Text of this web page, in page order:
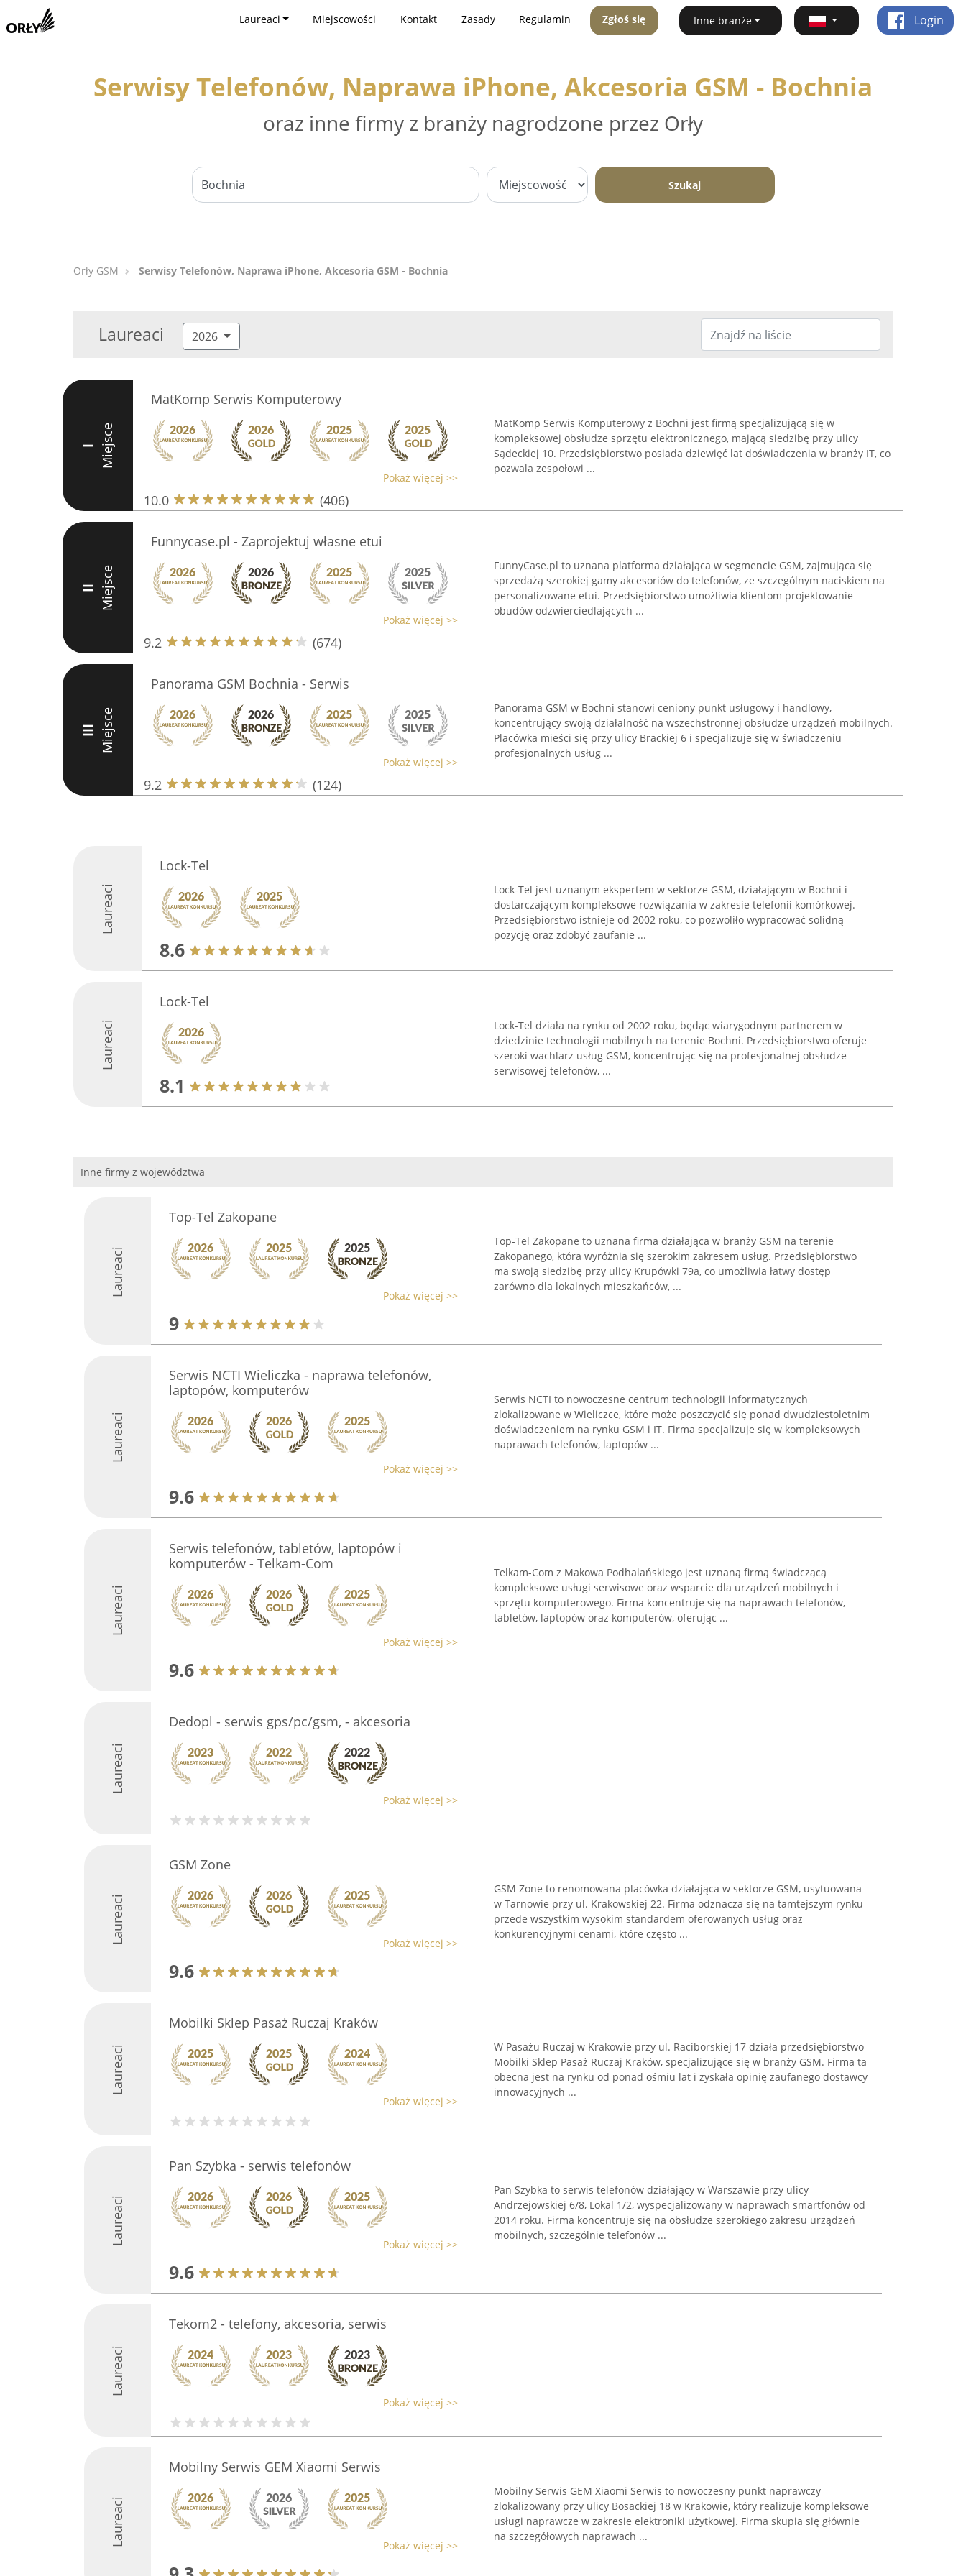
Laureaci Miejscowości Kontakt Zasady Regulamin Zgłoś się Inne branże Login
Serwisy Telefonów, Naprawa iPhone, Akcesoria GSM - Bochnia
oraz inne firmy z branży nagrodzone przez Orły
Szukaj
Orły GSM Serwisy Telefonów, Naprawa iPhone, Akcesoria GSM - Bochnia
Laureaci 2026
I Miejsce
MatKomp Serwis Komputerowy
Pokaż więcej >>
10.0 (406)
MatKomp Serwis Komputerowy z Bochni jest firmą specjalizującą się w
kompleksowej obsłudze sprzętu elektronicznego, mającą siedzibę przy ulicy
Sądeckiej 10. Przedsiębiorstwo posiada dziewięć lat doświadczenia w branży IT, co
pozwala zespołowi ...
II Miejsce
Funnycase.pl - Zaprojektuj własne etui
Pokaż więcej >>
9.2 (674)
FunnyCase.pl to uznana platforma działająca w segmencie GSM, zajmująca się
sprzedażą szerokiej gamy akcesoriów do telefonów, ze szczególnym naciskiem na
personalizowane etui. Przedsiębiorstwo umożliwia klientom projektowanie
obudów odzwierciedlających ...
III Miejsce
Panorama GSM Bochnia - Serwis
Pokaż więcej >>
9.2 (124)
Panorama GSM w Bochni stanowi ceniony punkt usługowy i handlowy,
koncentrujący swoją działalność na wszechstronnej obsłudze urządzeń mobilnych.
Placówka mieści się przy ulicy Brackiej 6 i specjalizuje się w świadczeniu
profesjonalnych usług ...
Laureaci
Lock-Tel
8.6
Lock-Tel jest uznanym ekspertem w sektorze GSM, działającym w Bochni i
dostarczającym kompleksowe rozwiązania w zakresie telefonii komórkowej.
Przedsiębiorstwo istnieje od 2002 roku, co pozwoliło wypracować solidną
pozycję oraz zdobyć zaufanie ...
Laureaci
Lock-Tel
8.1
Lock-Tel działa na rynku od 2002 roku, będąc wiarygodnym partnerem w
dziedzinie technologii mobilnych na terenie Bochni. Przedsiębiorstwo oferuje
szeroki wachlarz usług GSM, koncentrując się na profesjonalnej obsłudze
serwisowej telefonów, ...
Inne firmy z województwa
Laureaci
Top-Tel Zakopane
Pokaż więcej >>
9
Top-Tel Zakopane to uznana firma działająca w branży GSM na terenie
Zakopanego, która wyróżnia się szerokim zakresem usług. Przedsiębiorstwo
ma swoją siedzibę przy ulicy Krupówki 79a, co umożliwia łatwy dostęp
zarówno dla lokalnych mieszkańców, ...
Laureaci
Serwis NCTI Wieliczka - naprawa telefonów,
laptopów, komputerów
Pokaż więcej >>
9.6
Serwis NCTI to nowoczesne centrum technologii informatycznych
zlokalizowane w Wieliczce, które może poszczycić się ponad dwudziestoletnim
doświadczeniem na rynku GSM i IT. Firma specjalizuje się w kompleksowych
naprawach telefonów, laptopów ...
Laureaci
Serwis telefonów, tabletów, laptopów i
komputerów - Telkam-Com
Pokaż więcej >>
9.6
Telkam-Com z Makowa Podhalańskiego jest uznaną firmą świadczącą
kompleksowe usługi serwisowe oraz wsparcie dla urządzeń mobilnych i
sprzętu komputerowego. Firma koncentruje się na naprawach telefonów,
tabletów, laptopów oraz komputerów, oferując ...
Laureaci
Dedopl - serwis gps/pc/gsm, - akcesoria
Pokaż więcej >>
Laureaci
GSM Zone
Pokaż więcej >>
9.6
GSM Zone to renomowana placówka działająca w sektorze GSM, usytuowana
w Tarnowie przy ul. Krakowskiej 22. Firma odznacza się na tamtejszym rynku
przede wszystkim wysokim standardem oferowanych usług oraz
konkurencyjnymi cenami, które często ...
Laureaci
Mobilki Sklep Pasaż Ruczaj Kraków
Pokaż więcej >>
W Pasażu Ruczaj w Krakowie przy ul. Raciborskiej 17 działa przedsiębiorstwo
Mobilki Sklep Pasaż Ruczaj Kraków, specjalizujące się w branży GSM. Firma ta
obecna jest na rynku od ponad ośmiu lat i zyskała opinię zaufanego dostawcy
innowacyjnych ...
Laureaci
Pan Szybka - serwis telefonów
Pokaż więcej >>
9.6
Pan Szybka to serwis telefonów działający w Warszawie przy ulicy
Andrzejowskiej 6/8, Lokal 1/2, wyspecjalizowany w naprawach smartfonów od
2014 roku. Firma koncentruje się na obsłudze szerokiego zakresu urządzeń
mobilnych, szczególnie telefonów ...
Laureaci
Tekom2 - telefony, akcesoria, serwis
Pokaż więcej >>
Laureaci
Mobilny Serwis GEM Xiaomi Serwis
Pokaż więcej >>
Mobilny Serwis GEM Xiaomi Serwis to nowoczesny punkt naprawczy
zlokalizowany przy ulicy Bosackiej 18 w Krakowie, który realizuje kompleksowe
usługi naprawcze w zakresie elektroniki użytkowej. Firma skupia się głównie
na szczegółowych naprawach ...